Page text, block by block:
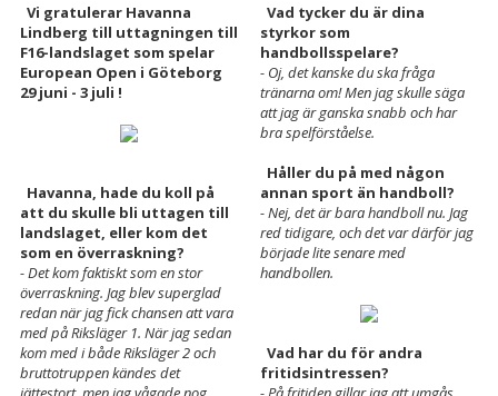
Vi gratulerar Havanna
Lindberg till uttagningen till
F16-landslaget som spelar
European Open i Göteborg
29 juni - 3 juli !
Havanna, hade du koll på
att du skulle bli uttagen till
landslaget, eller kom det
som en överraskning?
- Det kom faktiskt som en stor
överraskning. Jag blev superglad
redan när jag fick chansen att vara
med på Riksläger 1. När jag sedan
kom med i både Riksläger 2 och
bruttotruppen kändes det
Vad tycker du är dina
styrkor som
handbollsspelare?
- Oj, det kanske du ska fråga
tränarna om! Men jag skulle säga
att jag är ganska snabb och har
bra spelförståelse.
Håller du på med någon
annan sport än handboll?
- Nej, det är bara handboll nu. Jag
red tidigare, och det var därför jag
började lite senare med
handbollen.
Vad har du för andra
fritidsintressen?